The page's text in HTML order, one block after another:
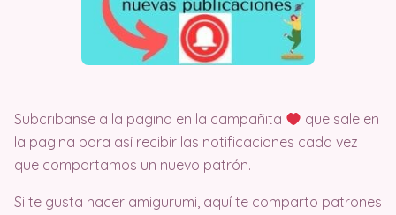
Subcribanse a la pagina en la campañita
que sale en
la pagina para así recibir las notificaciones cada vez
que compartamos un nuevo patrón.
Si te gusta hacer amigurumi, aquí te comparto patrones